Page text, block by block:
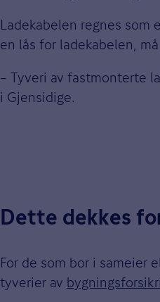
Ladekabelen regnes som
en lås for ladekabelen,
– Tyveri av fastmonterte
i Gjensidige.
Dette dekkes
For de som bor i sameier
tyverier av